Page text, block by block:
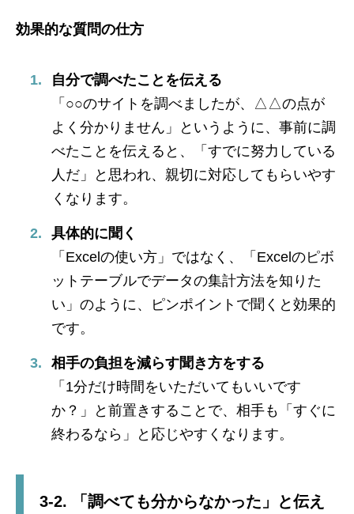
効果的な質問の仕方
自分で調べたことを伝える
「○○のサイトを調べましたが、△△の点が
よく分かりません」というように、事前に調
べたことを伝えると、「すでに努力している
人だ」と思われ、親切に対応してもらいやす
くなります。
具体的に聞く
「Excelの使い方」ではなく、「Excelのピボ
ットテーブルでデータの集計方法を知りた
い」のように、ピンポイントで聞くと効果的
です。
相手の負担を減らす聞き方をする
「1分だけ時間をいただいてもいいです
か？」と前置きすることで、相手も「すぐに
終わるなら」と応じやすくなります。
3-2. 「調べても分からなかった」と伝え